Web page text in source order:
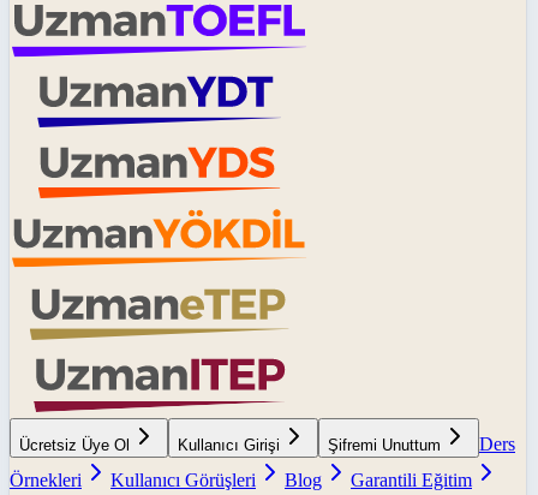
Ücretsiz Üye Ol Kullanıcı Girişi Şifremi Unuttum
Ders
Örnekleri
Kullanıcı Görüşleri Blog
Garantili Eğitim